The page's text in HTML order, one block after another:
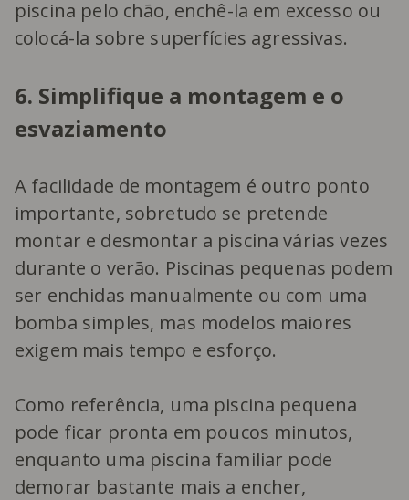
piscina pelo chão, enchê-la em excesso ou
colocá-la sobre superfícies agressivas.
6. Simplifique a montagem e o
esvaziamento
A facilidade de montagem é outro ponto
importante, sobretudo se pretende
montar e desmontar a piscina várias vezes
durante o verão. Piscinas pequenas podem
ser enchidas manualmente ou com uma
bomba simples, mas modelos maiores
exigem mais tempo e esforço.
Como referência, uma piscina pequena
pode ficar pronta em poucos minutos,
enquanto uma piscina familiar pode
demorar bastante mais a encher,